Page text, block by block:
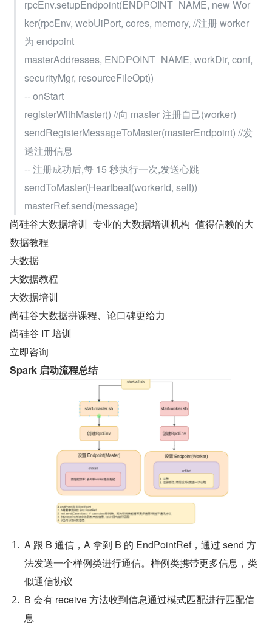
rpcEnv.setupEndpoint(ENDPOINT_NAME, new Wor
ker(rpcEnv, webUiPort, cores, memory, //注册 worker
为 endpoint
masterAddresses, ENDPOINT_NAME, workDir, conf,
securityMgr, resourceFileOpt))
-- onStart
registerWithMaster() //向 master 注册自己(worker)
sendRegisterMessageToMaster(masterEndpoint) //发
送注册信息
-- 注册成功后,每 15 秒执行一次,发送心跳
sendToMaster(Heartbeat(workerId, self))
masterRef.send(message)
尚硅谷大数据培训_专业的大数据培训机构_值得信赖的大
数据教程
大数据
大数据教程
大数据培训
尚硅谷大数据拼课程、论口碑更给力
尚硅谷 IT 培训
立即咨询
Spark 启动流程总结
A 跟 B 通信，A 拿到 B 的 EndPointRef，通过 send 方
法发送一个样例类进行通信。样例类携带更多信息，类
似通信协议
B 会有 receive 方法收到信息通过模式匹配进行匹配信
息